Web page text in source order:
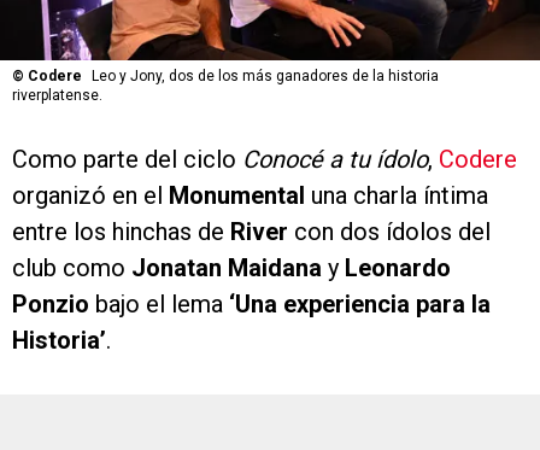
© Codere
Leo y Jony, dos de los más ganadores de la historia
riverplatense.
Como parte del ciclo Conocé a tu ídolo, Codere
organizó en el Monumental una charla íntima
entre los hinchas de River con dos ídolos del
club como Jonatan Maidana y Leonardo
Ponzio bajo el lema ‘Una experiencia para la
Historia’.